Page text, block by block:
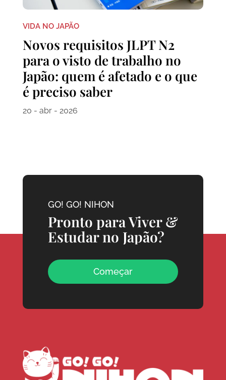
VIDA NO JAPÃO
Novos requisitos JLPT N2
para o visto de trabalho no
Japão: quem é afetado e o que
é preciso saber
20 - abr - 2026
GO! GO! NIHON
Pronto para Viver &
Estudar no Japão?
Começar